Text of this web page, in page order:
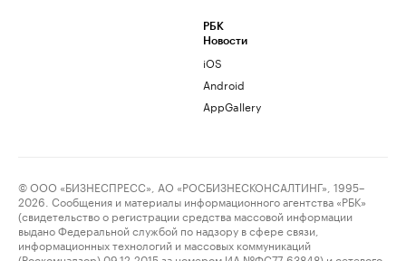
РБК
Новости
iOS
Android
AppGallery
© ООО «БИЗНЕСПРЕСС», АО «РОСБИЗНЕСКОНСАЛТИНГ», 1995–
2026. Сообщения и материалы информационного агентства «РБК»
(свидетельство о регистрации средства массовой информации
выдано Федеральной службой по надзору в сфере связи,
информационных технологий и массовых коммуникаций